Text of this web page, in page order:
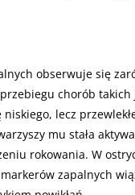
obserwuje się
chorób
lecz
mu stała
rokowania. W
zapalnych